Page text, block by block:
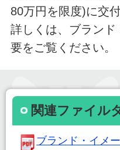
80万円を限度)に交付
詳しくは、ブラン
要をご覧ください。
関連ファイル
ブランド・イメ